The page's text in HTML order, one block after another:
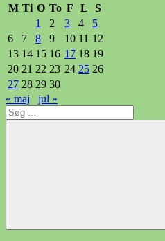
M Ti O To F L
S
1
2 3 4
5
6
7 8 9 10 11 12
13 14 15 16 17 18 19
20 21 22 23 24 25 26
27 28 29 30
« maj
jul »
Søg
efter:
Søg